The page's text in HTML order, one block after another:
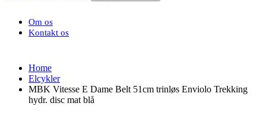
Om os
Kontakt os
Home
Elcykler
MBK Vitesse E Dame Belt 51cm trinløs Enviolo Trekking
hydr. disc mat blå